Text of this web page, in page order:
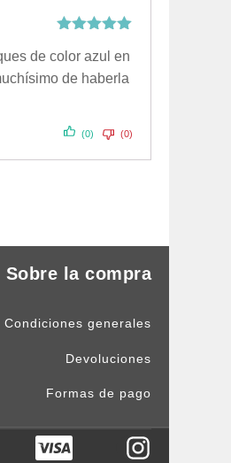
con 5de 5
de color azul en
de haberla
(0) (0)
Sobre la compra
Condiciones generales
Devoluciones
Formas de pago